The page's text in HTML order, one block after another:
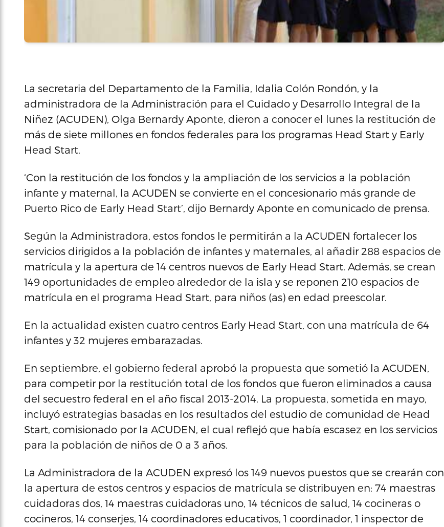
La secretaria del Departamento de la Familia, Idalia Colón Rondón, y la
administradora de la Administración para el Cuidado y Desarrollo Integral de la
Niñez (ACUDEN), Olga Bernardy Aponte, dieron a conocer el lunes la restitución de
más de siete millones en fondos federales para los programas Head Start y Early
Head Start.
‘Con la restitución de los fondos y la ampliación de los servicios a la población
infante y maternal, la ACUDEN se convierte en el concesionario más grande de
Puerto Rico de Early Head Start’, dijo Bernardy Aponte en comunicado de prensa.
Según la Administradora, estos fondos le permitirán a la ACUDEN fortalecer los
servicios dirigidos a la población de infantes y maternales, al añadir 288 espacios de
matrícula y la apertura de 14 centros nuevos de Early Head Start. Además, se crean
149 oportunidades de empleo alrededor de la isla y se reponen 210 espacios de
matrícula en el programa Head Start, para niños (as) en edad preescolar.
En la actualidad existen cuatro centros Early Head Start, con una matrícula de 64
infantes y 32 mujeres embarazadas.
En septiembre, el gobierno federal aprobó la propuesta que sometió la ACUDEN,
para competir por la restitución total de los fondos que fueron eliminados a causa
del secuestro federal en el año fiscal 2013-2014. La propuesta, sometida en mayo,
incluyó estrategias basadas en los resultados del estudio de comunidad de Head
Start, comisionado por la ACUDEN, el cual reflejó que había escasez en los servicios
para la población de niños de 0 a 3 años.
La Administradora de la ACUDEN expresó los 149 nuevos puestos que se crearán con
la apertura de estos centros y espacios de matrícula se distribuyen en: 74 maestras
cuidadoras dos, 14 maestras cuidadoras uno, 14 técnicos de salud, 14 cocineras o
cocineros, 14 conserjes, 14 coordinadores educativos, 1 coordinador, 1 inspector de